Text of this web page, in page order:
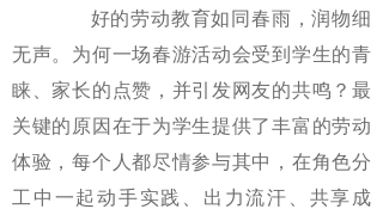
好的劳动教育如同春雨，润物细
无声。为何一场春游活动会受到学生的青
睐、家长的点赞，并引发网友的共鸣？最
关键的原因在于为学生提供了丰富的劳动
体验，每个人都尽情参与其中，在角色分
工中一起动手实践、出力流汗、共享成